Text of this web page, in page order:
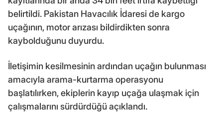
belirtildi. Pakistan Havacılık İdaresi de kargo
uçağının, motor arızası bildirdikten sonra
kaybolduğunu duyurdu.
İletişimin kesilmesinin ardından uçağın bulunması
amacıyla arama-kurtarma operasyonu
başlatılırken, ekiplerin kayıp uçağa ulaşmak için
çalışmalarını sürdürdüğü açıklandı.